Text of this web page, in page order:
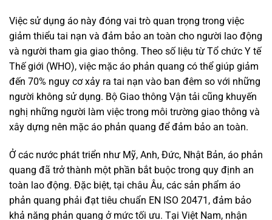
Việc sử dụng áo này đóng vai trò quan trọng trong việc
giảm thiểu tai nạn và đảm bảo an toàn cho người lao động
và người tham gia giao thông. Theo số liệu từ Tổ chức Y tế
Thế giới (WHO), việc mặc áo phản quang có thể giúp giảm
đến 70% nguy cơ xảy ra tai nạn vào ban đêm so với những
người không sử dụng. Bộ Giao thông Vận tải cũng khuyến
nghị những người làm việc trong môi trường giao thông và
xây dựng nên mặc áo phản quang để đảm bảo an toàn.
Ở các nước phát triển như Mỹ, Anh, Đức, Nhật Bản, áo phản
quang đã trở thành một phần bắt buộc trong quy định an
toàn lao động. Đặc biệt, tại châu Âu, các sản phẩm áo
phản quang phải đạt tiêu chuẩn EN ISO 20471, đảm bảo
khả năng phản quang ở mức tối ưu. Tại Việt Nam, nhận